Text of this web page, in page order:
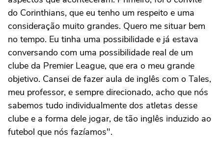
do Corinthians, que eu tenho um respeito e uma
consideração muito grandes. Quero me situar bem
no tempo. Eu tinha uma possibilidade e já estava
conversando com uma possibilidade real de um
clube da Premier League, que era o meu grande
objetivo. Cansei de fazer aula de inglês com o Tales,
meu professor, e sempre direcionado, acho que nós
sabemos tudo individualmente dos atletas desse
clube e a forma dele jogar, de tão inglês induzido ao
futebol que nós fazíamos".